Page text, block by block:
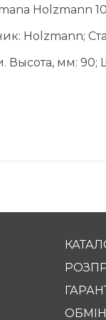
Holzmann
Holzmann;
Высота, мм: 90;